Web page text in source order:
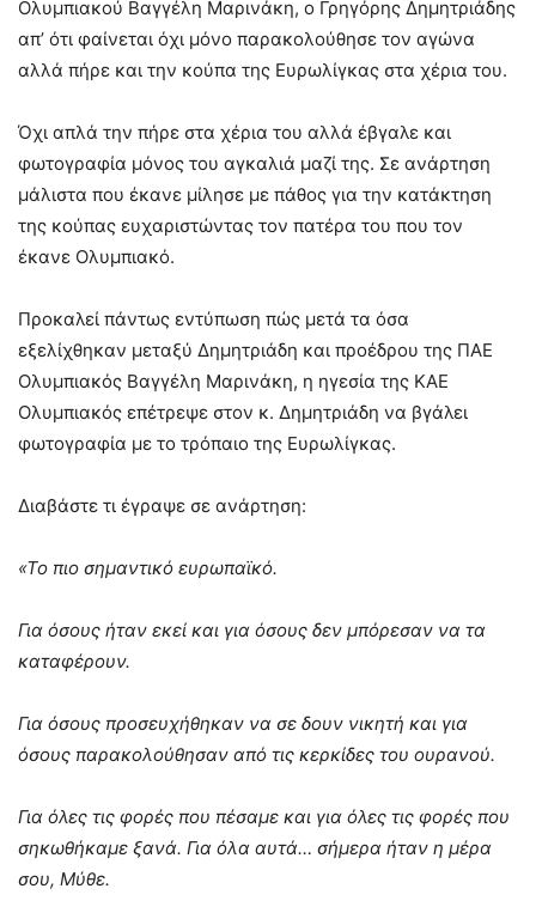
Ολυμπιακού Βαγγέλη Μαρινάκη, ο Γρηγόρης Δημητριάδης
απ’ ότι φαίνεται όχι μόνο παρακολούθησε τον αγώνα
αλλά πήρε και την κούπα της Ευρωλίγκας στα χέρια του.
Όχι απλά την πήρε στα χέρια του αλλά έβγαλε και
φωτογραφία μόνος του αγκαλιά μαζί της. Σε ανάρτηση
μάλιστα που έκανε μίλησε με πάθος για την κατάκτηση
της κούπας ευχαριστώντας τον πατέρα του που τον
έκανε Ολυμπιακό.
Προκαλεί πάντως εντύπωση πώς μετά τα όσα
εξελίχθηκαν μεταξύ Δημητριάδη και προέδρου της ΠΑΕ
Ολυμπιακός Βαγγέλη Μαρινάκη, η ηγεσία της ΚΑΕ
Ολυμπιακός επέτρεψε στον κ. Δημητριάδη να βγάλει
φωτογραφία με το τρόπαιο της Ευρωλίγκας.
Διαβάστε τι έγραψε σε ανάρτηση:
«Το πιο σημαντικό ευρωπαϊκό.
Για όσους ήταν εκεί και για όσους δεν μπόρεσαν να τα
καταφέρουν.
Για όσους προσευχήθηκαν να σε δουν νικητή και για
όσους παρακολούθησαν από τις κερκίδες του ουρανού.
Για όλες τις φορές που πέσαμε και για όλες τις φορές που
σηκωθήκαμε ξανά. Για όλα αυτά… σήμερα ήταν η μέρα
σου, Μύθε.